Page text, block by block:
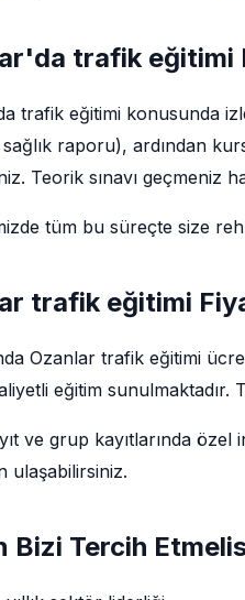
trafik eğitimi
trafik eğitimi konusunda
raporu), ardından
Teorik sınavı geçmeniz
tüm bu süreçte size
trafik eğitimi
Ozanlar trafik eğitimi
eğitim sunulmaktadır.
ve grup kayıtlarında
ulaşabilirsiniz.
Bizi Tercih